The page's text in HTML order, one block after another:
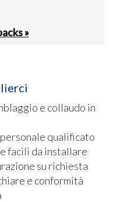
»
e collaudo in
qualificato
facili da installare
su richiesta
e conformità